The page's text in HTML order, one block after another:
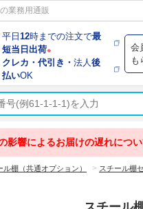
業務用通販
平日12時までの注文で最
短当日出荷※
クレカ・代引き・法人後
払いOK
会
も
影響によるお届けの遅れにつ
ル棚（共通オプション） > スチール棚